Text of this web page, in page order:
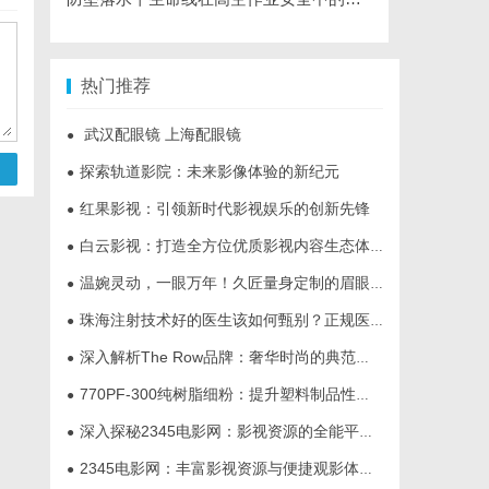
热门推荐
● 武汉配眼镜 上海配眼镜
● 探索轨道影院：未来影像体验的新纪元
● 红果影视：引领新时代影视娱乐的创新先锋
● 白云影视：打造全方位优质影视内容生态体系的先锋力量
● 温婉灵动，一眼万年！久匠量身定制的眉眼唇，才是你整张脸的点睛之笔！淡颜系女生的气质加分项
● 珠海注射技术好的医生该如何甄别？正规医美医师资质核查指南
● 深入解析The Row品牌：奢华时尚的典范与设计哲学
● 770PF-300纯树脂细粉：提升塑料制品性能的新选择
● 深入探秘2345电影网：影视资源的全能平台解析
● 2345电影网：丰富影视资源与便捷观影体验的最佳选择